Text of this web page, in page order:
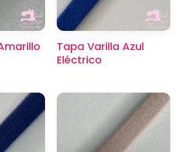
Tapa Varilla Azul
Eléctrico